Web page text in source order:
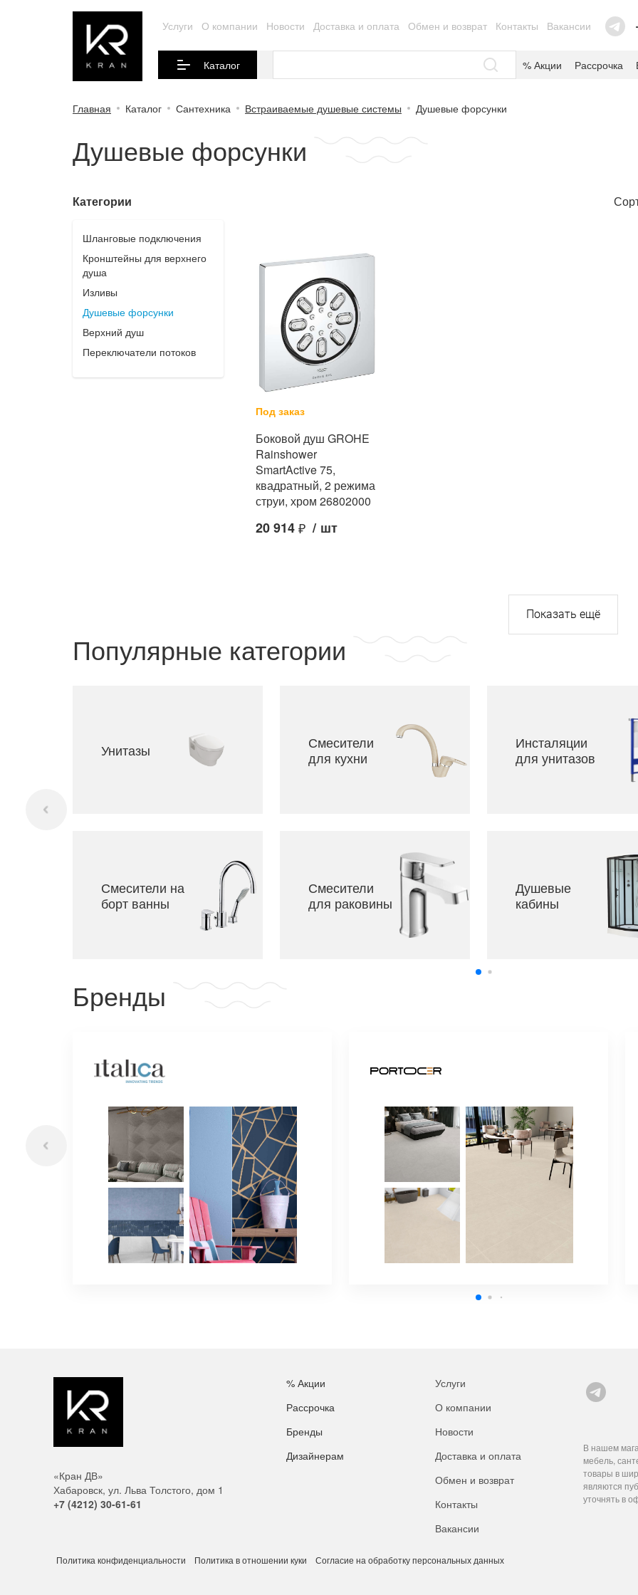
Услуги О компании Новости Доставка и оплата Обмен и возврат Контакты Вакансии
Каталог % Акции Рассрочка
Главная Каталог Сантехника Встраиваемые душевые системы Душевые форсунки
Душевые форсунки
Категории
Шланговые подключения
Кронштейны для верхнего
душа
Изливы
Душевые форсунки
Верхний душ
Переключатели потоков
Под заказ
Боковой душ GROHE
Rainshower
SmartActive 75,
квадратный, 2 режима
струи, хром 26802000
20 914₽ / шт
Популярные категории
Унитазы
Смесители на
борт ванны
Смесители
для кухни
Смесители
для раковины
Инсталяции
для унитазов
Душевые
кабины
Бренды
«Кран ДВ»
Хабаровск, ул. Льва Толстого, дом 1
+7 (4212) 30-61-61
% Акции
Рассрочка
Бренды
Дизайнерам
Услуги
О компании
Новости
Доставка и оплата
Обмен и возврат
Контакты
Вакансии
В нашем
мебель,
товары в
являются
уточнять в
Политика конфиденциальности Политика в отношении куки Согласие на обработку персональных данных